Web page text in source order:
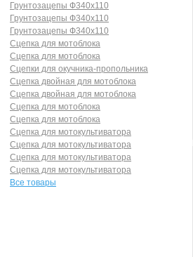
Грунтозацепы Ф340х110
Грунтозацепы Ф340х110
Грунтозацепы Ф340х110
Сцепка для мотоблока
Сцепка для мотоблока
Сцепки для окучника-пропольника
Сцепка двойная для мотоблока
Сцепка двойная для мотоблока
Сцепка для мотоблока
Сцепка для мотоблока
Сцепка для мотокультиватора
Сцепка для мотокультиватора
Сцепка для мотокультиватора
Сцепка для мотокультиватора
Все товары